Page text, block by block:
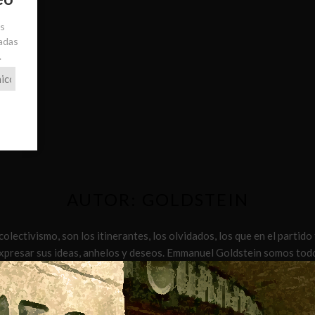
son los itinerantes, los olvidados, los que en el
sus ideas, anhelos y deseos. Emmanuel Goldstein somos